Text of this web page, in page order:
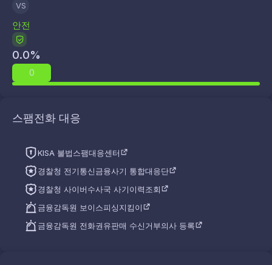
VS
안전
0.0%
0
스팸전화 대응
KISA 불법스팸대응센터
경찰청 전기통신금융사기 통합대응단
경찰청 사이버수사국 사기이력조회
금융감독원 보이스피싱지킴이
금융감독원 전화권유판매 수신거부의사 등록